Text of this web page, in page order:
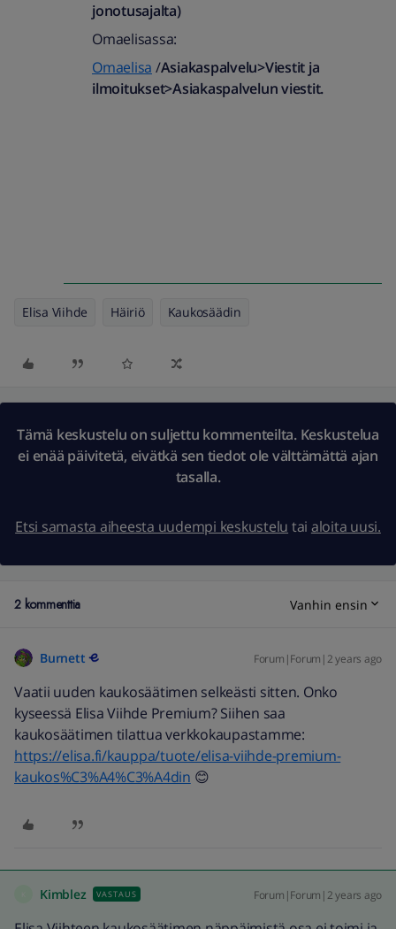
jonotusajalta)​
Omaelisassa:
Omaelisa /Asiakaspalvelu>Viestit ja
ilmoitukset>Asiakaspalvelun viestit.
Elisa Viihde Häiriö Kaukosäädin
Tämä keskustelu on suljettu kommenteilta. Keskustelua
ei enää päivitetä, eivätkä sen tiedot ole välttämättä ajan
tasalla.
Etsi samasta aiheesta uudempi keskustelu tai aloita uusi.
2 kommenttia Vanhin ensin
Burnett Forum|Forum|2 years ago
Vaatii uuden kaukosäätimen selkeästi sitten. Onko
kyseessä Elisa Viihde Premium? Siihen saa
kaukosäätimen tilattua verkkokaupastamme:
https://elisa.fi/kauppa/tuote/elisa-viihde-premium-
kaukos%C3%A4%C3%A4din 😊
Kimblez VASTAUS Forum|Forum|2 years ago